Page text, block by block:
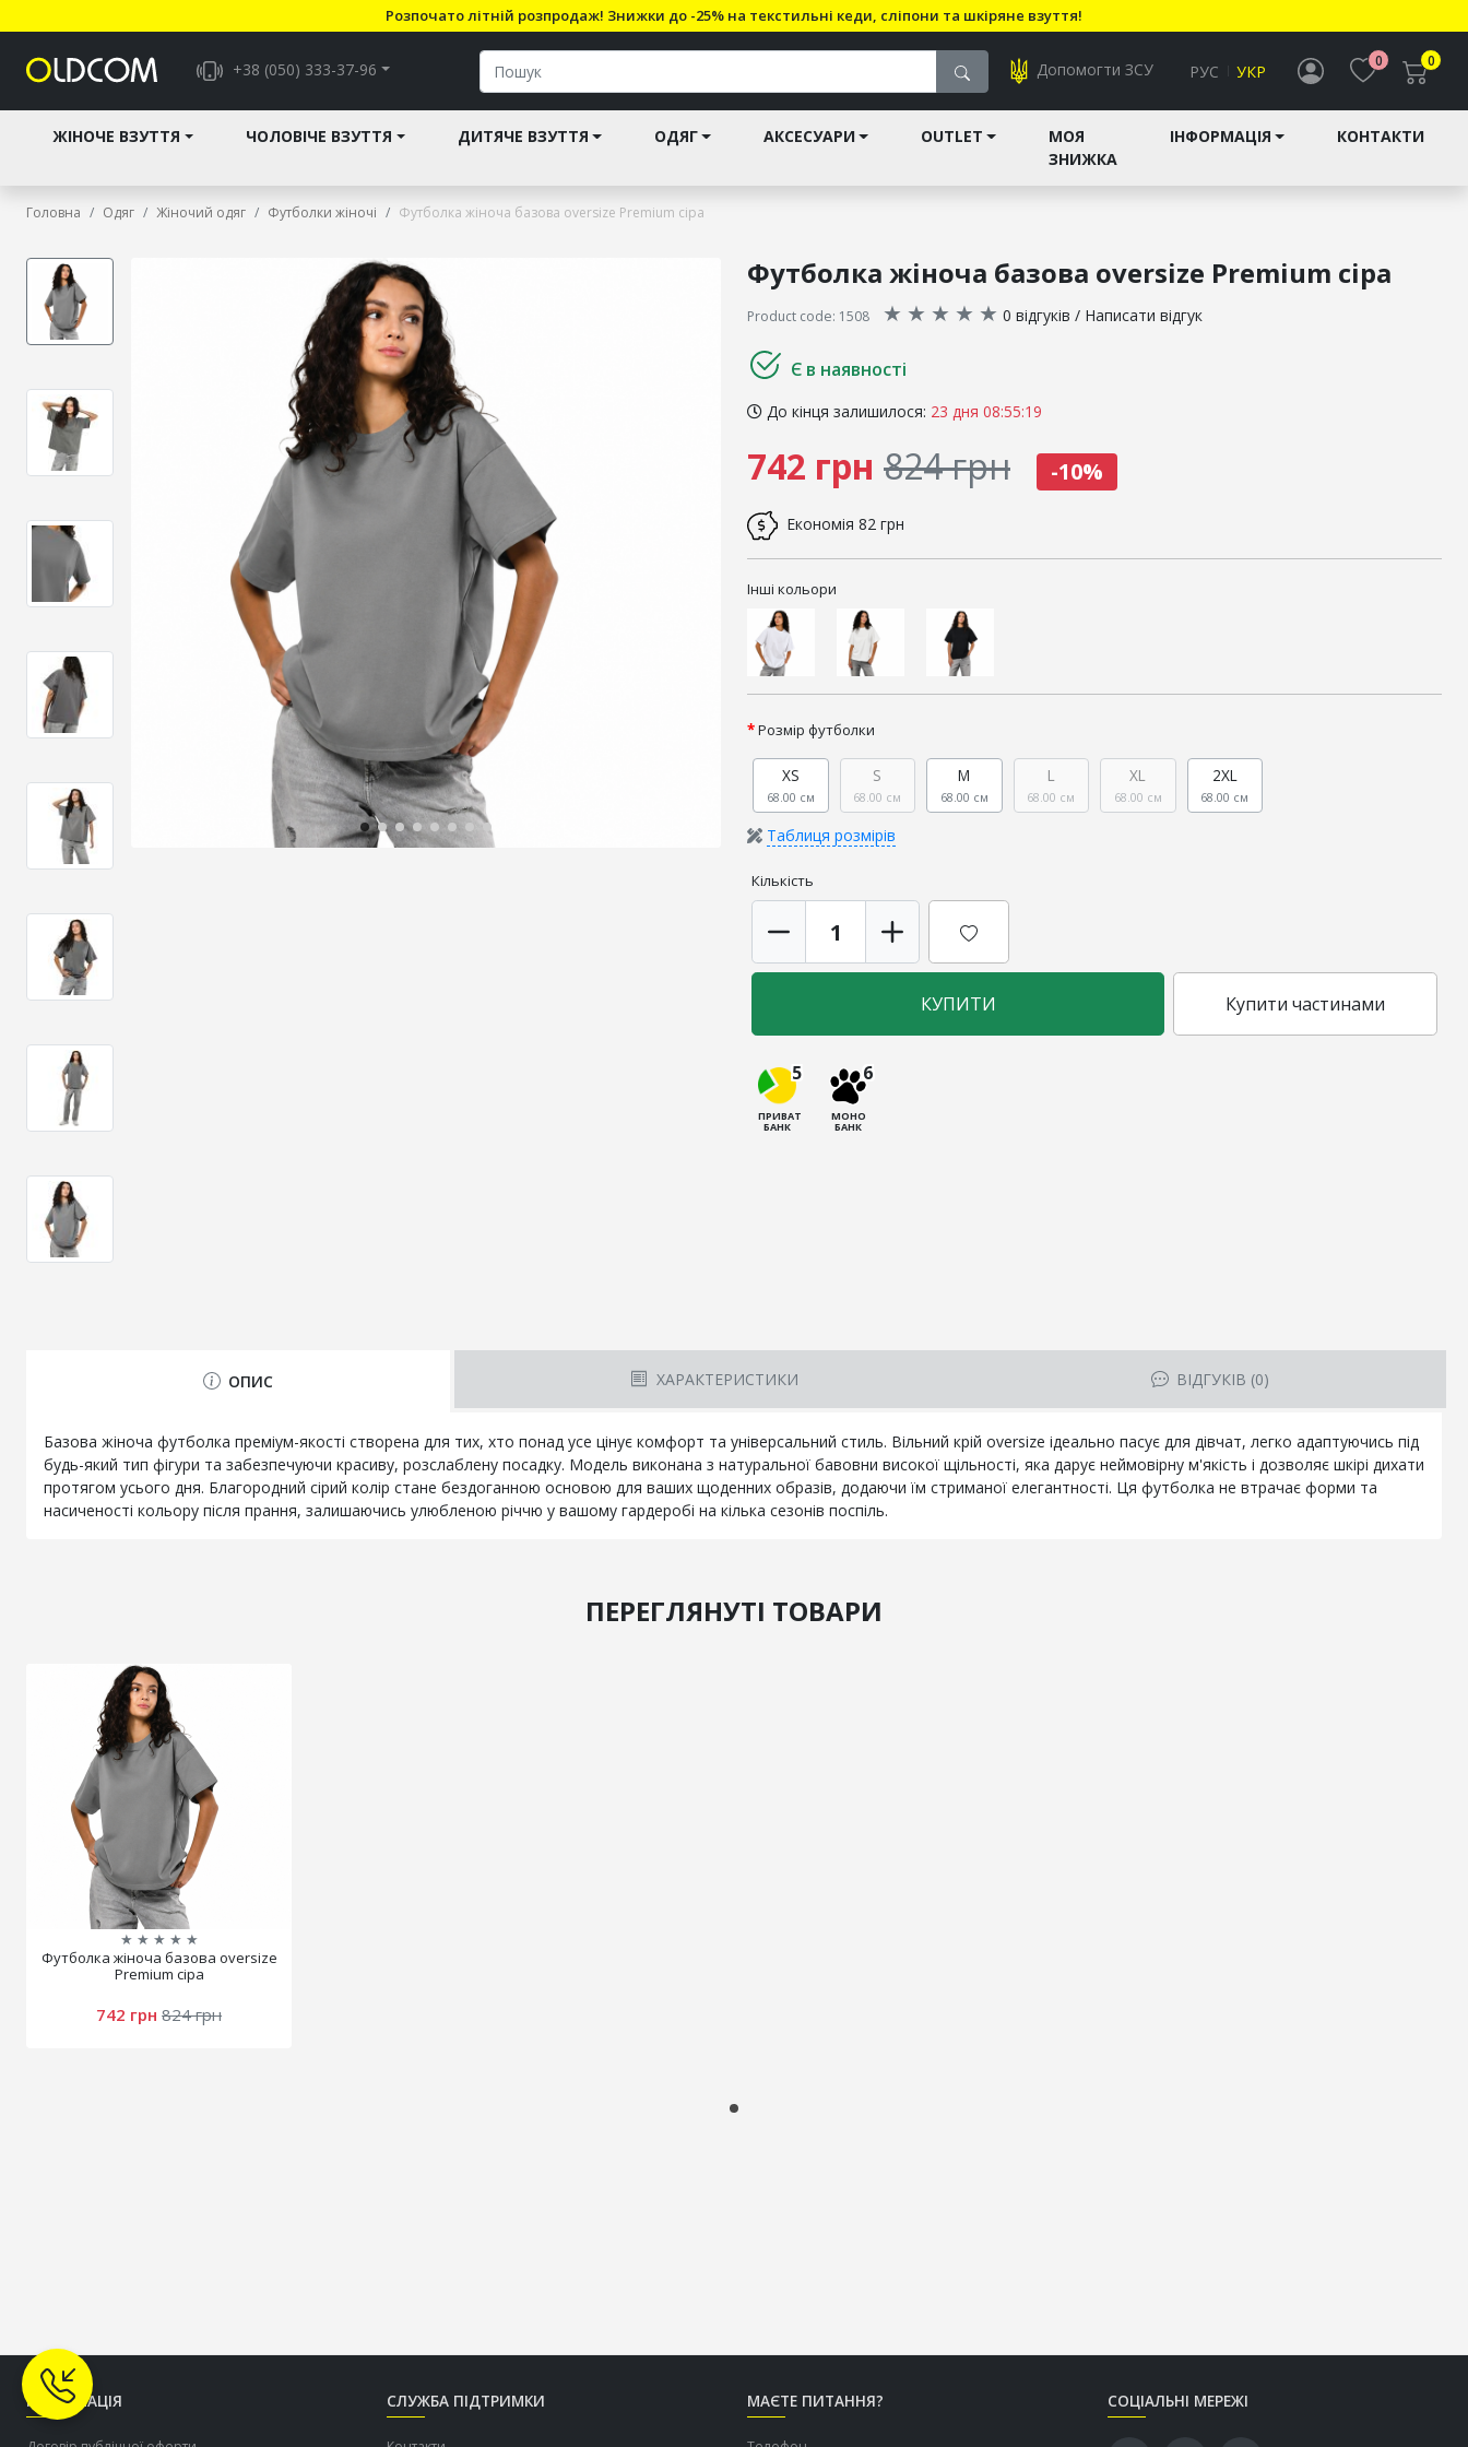
Розпочато літній розпродаж! Знижки до -25% на текстильні кеди, сліпони та шкіряне взуття!
+38 (050) 333-37-96 Допомогти ЗСУ РУС УКР
0 0
ЖІНОЧЕ ВЗУТТЯ ЧОЛОВІЧЕ ВЗУТТЯ ДИТЯЧЕ ВЗУТТЯ ОДЯГ АКСЕСУАРИ OUTLET
МОЯ
ЗНИЖКА
ІНФОРМАЦІЯ КОНТАКТИ
Головна Одяг Жіночий одяг Футболки жіночі Футболка жіноча базова oversize Premium сіра
Футболка жіноча базова oversize Premium сіра
Product code: 1508 ★ ★ ★ ★ ★ 0 відгуків / Написати відгук
Є в наявності
До кінця залишилося: 23 дня 08:55:19
742 грн 824 грн -10%
Економія 82 грн
Інші кольори
Розмір футболки
XS
68.00 см
S
68.00 см
M
68.00 см
L
68.00 см
XL
68.00 см
2XL
68.00 см
Таблиця розмірів
Кількість
КУПИТИ Купити частинами
5
ПРИВАТ
БАНК
6
МОНО
БАНК
ОПИС ХАРАКТЕРИСТИКИ ВІДГУКІВ (0)
Базова жіноча футболка преміум-якості створена для тих, хто понад усе цінує комфорт та універсальний стиль. Вільний крій oversize ідеально пасує для дівчат, легко адаптуючись під
будь-який тип фігури та забезпечуючи красиву, розслаблену посадку. Модель виконана з натуральної бавовни високої щільності, яка дарує неймовірну м'якість і дозволяє шкірі дихати
протягом усього дня. Благородний сірий колір стане бездоганною основою для ваших щоденних образів, додаючи їм стриманої елегантності. Ця футболка не втрачає форми та
насиченості кольору після прання, залишаючись улюбленою річчю у вашому гардеробі на кілька сезонів поспіль.
ПЕРЕГЛЯНУТІ ТОВАРИ
★ ★ ★ ★ ★
Футболка жіноча базова oversize
Premium сіра
742 грн 824 грн
ІНФОРМАЦІЯ СЛУЖБА ПІДТРИМКИ МАЄТЕ ПИТАННЯ? СОЦІАЛЬНІ МЕРЕЖІ